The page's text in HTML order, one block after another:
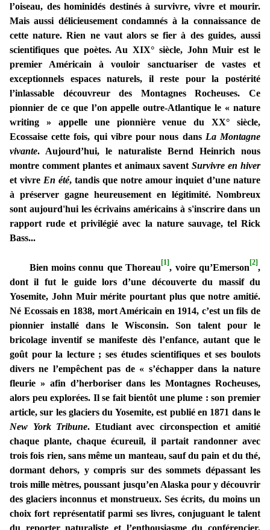
l’oiseau, des hominidés destinés à survivre, vivre et mourir.
Mais aussi délicieusement condamnés à la connaissance de
cette nature. Rien ne vaut alors se fier à des guides, aussi
scientifiques que poètes. Au XIX° siècle, John Muir est le
premier Américain à vouloir sanctuariser de vastes et
exceptionnels espaces naturels, il reste pour la postérité
l’inlassable découvreur des Montagnes Rocheuses. Ce
pionnier de ce que l’on appelle outre-Atlantique le « nature
writing » appelle une pionnière venue du XX° siècle,
Ecossaise cette fois, qui vibre pour nous dans La Montagne
vivante. Aujourd’hui, le naturaliste Bernd Heinrich nous
montre comment plantes et animaux saventSurvivre en hiver
et vivre En été, tandis que notre amour inquiet d’une nature
à préserver gagne heureusement en légitimité. Nombreux
sont aujourd'hui les écrivains américains à s'inscrire dans un
rapport rude et privilégié avec la nature sauvage, tel Rick
Bass...
Bien moins connu que Thoreau[1], voire qu’Emerson[2],
dont il fut le guide lors d’une découverte du massif du
Yosemite, John Muir mérite pourtant plus que notre amitié.
Né Ecossais en 1838, mort Américain en 1914, c’est un fils de
pionnier installé dans le Wisconsin. Son talent pour le
bricolage inventif se manifeste dès l’enfance, autant que le
goût pour la lecture ; ses études scientifiques et ses boulots
divers ne l’empêchent pas de « s’échapper dans la nature
fleurie » afin d’herboriser dans les Montagnes Rocheuses,
alors peu explorées. Il se fait bientôt une plume : son premier
article, sur les glaciers du Yosemite, est publié en 1871 dans le
New York Tribune. Etudiant avec circonspection et amitié
chaque plante, chaque écureuil, il partait randonner avec
trois fois rien, sans même un manteau, sauf du pain et du thé,
dormant dehors, y compris sur des sommets dépassant les
trois mille mètres, poussant jusqu’en Alaska pour y découvrir
des glaciers inconnus et monstrueux. Ses écrits, du moins un
choix fort représentatif parmi ses livres, conjuguant le talent